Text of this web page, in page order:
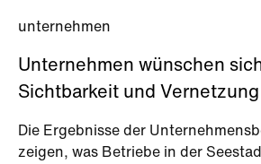
unternehmen
Unternehmen wünschen
Sichtbarkeit und Vernetzung
Die Ergebnisse der
zeigen, was Betriebe in der